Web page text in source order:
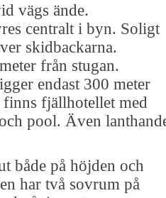
vägs ände.
centralt i byn. Soligt
skidbackarna.
från stugan.
endast 300 meter
fjällhotellet med
pool. Även
både på höjden och
har två sovrum på